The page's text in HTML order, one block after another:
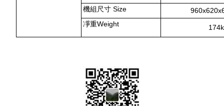
機組尺寸 Size
凈重Weight